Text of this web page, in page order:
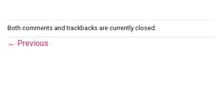
Both comments and trackbacks are currently closed.
← Previous